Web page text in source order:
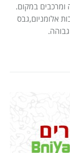
ומרכבים במקום.
אלומניום,גבס